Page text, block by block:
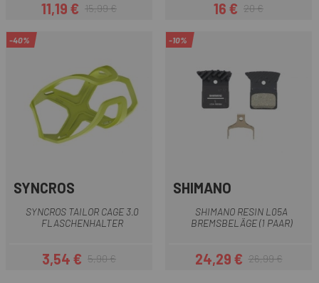
Preis
11,19 €Regulärer Preis
15,99 €
Preis
16 € Regulärer Preis
20 €
-40%
SYNCROS
SYNCROS TAILOR CAGE 3.0
FLASCHENHALTER
Preis
3,54 €Regulärer Preis
5,90 €
-10%
SHIMANO
SHIMANO RESIN L05A
BREMSBELÄGE (1 PAAR)
Preis
24,29 €Regulärer Preis
26,99 €